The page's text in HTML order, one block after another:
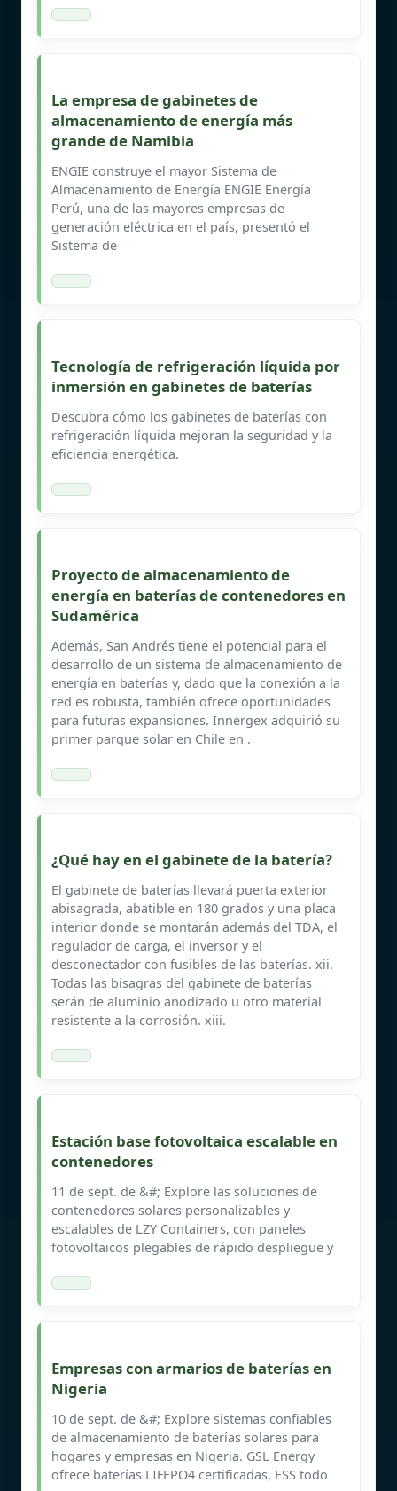
La empresa de gabinetes de
almacenamiento de energía más
grande de Namibia
ENGIE construye el mayor Sistema de
Almacenamiento de Energía ENGIE Energía
Perú, una de las mayores empresas de
generación eléctrica en el país, presentó el
Sistema de
Tecnología de refrigeración líquida por
inmersión en gabinetes de baterías
Descubra cómo los gabinetes de baterías con
refrigeración líquida mejoran la seguridad y la
eficiencia energética.
Proyecto de almacenamiento de
energía en baterías de contenedores en
Sudamérica
Además, San Andrés tiene el potencial para el
desarrollo de un sistema de almacenamiento de
energía en baterías y, dado que la conexión a la
red es robusta, también ofrece oportunidades
para futuras expansiones. Innergex adquirió su
primer parque solar en Chile en .
¿Qué hay en el gabinete de la batería?
El gabinete de baterías llevará puerta exterior
abisagrada, abatible en 180 grados y una placa
interior donde se montarán además del TDA, el
regulador de carga, el inversor y el
desconectador con fusibles de las baterías. xii.
Todas las bisagras del gabinete de baterías
serán de aluminio anodizado u otro material
resistente a la corrosión. xiii.
Estación base fotovoltaica escalable en
contenedores
11 de sept. de &#; Explore las soluciones de
contenedores solares personalizables y
escalables de LZY Containers, con paneles
fotovoltaicos plegables de rápido despliegue y
Empresas con armarios de baterías en
Nigeria
10 de sept. de &#; Explore sistemas confiables
de almacenamiento de baterías solares para
hogares y empresas en Nigeria. GSL Energy
ofrece baterías LIFEPO4 certificadas, ESS todo